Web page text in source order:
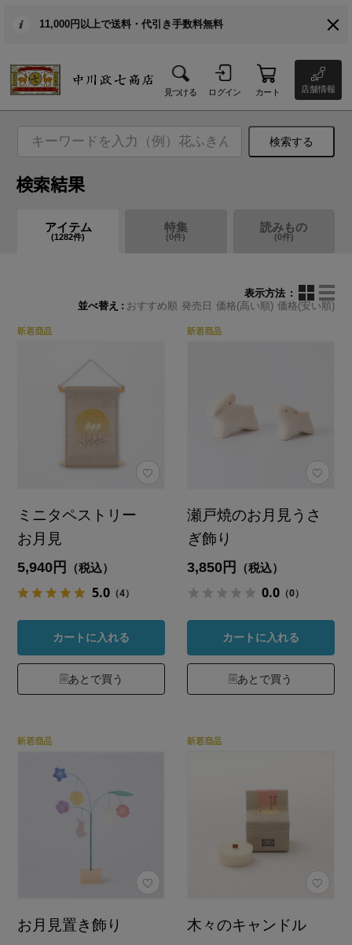
11,000円以上で送料・代引き手数料無料
見つける ログイン カート 店舗情報
検索する
検索結果
アイテム
(1282件)
特集
(0件)
読みもの
(0件)
表示方法
並べ替え
おすすめ順 発売日 価格(高い順) 価格(安い順)
ミニタペストリー
お月見
5,940円 （税込）
5.0 （4）
カートに入れる
あとで買う
瀬戸焼のお月見うさ
ぎ飾り
3,850円 （税込）
0.0 （0）
カートに入れる
あとで買う
お月見置き飾り 木々のキャンドル